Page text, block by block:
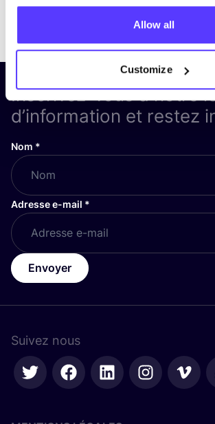
Allow all
Customize
Inscrivez-vous à notre
d’information et restez
Nom *
Adresse e-mail *
Envoyer
Suivez nous